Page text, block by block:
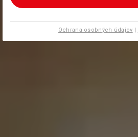
Ochrana osobných údajov |